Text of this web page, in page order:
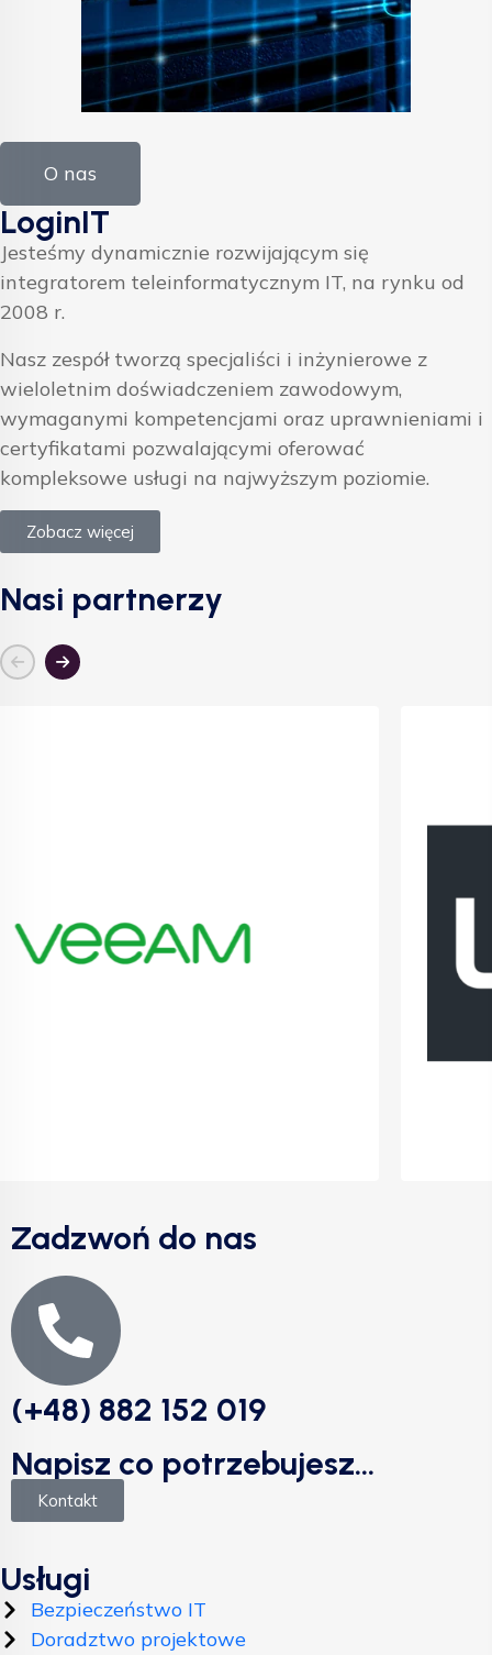
O nas
LoginIT
Jesteśmy dynamicznie rozwijającym się
integratorem teleinformatycznym IT, na rynku od
2008 r.
Nasz zespół tworzą specjaliści i inżynierowe z
wieloletnim doświadczeniem zawodowym,
wymaganymi kompetencjami oraz uprawnieniami i
certyfikatami pozwalającymi oferować
kompleksowe usługi na najwyższym poziomie.
Zobacz więcej
Nasi partnerzy
Zadzwoń do nas
(+48) 882 152 019
Napisz co potrzebujesz...
Kontakt
Usługi
Bezpieczeństwo IT
Doradztwo projektowe